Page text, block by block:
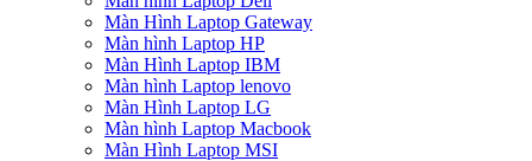
Màn Hình Laptop Gateway
Màn hình Laptop HP
Màn Hình Laptop IBM
Màn hình Laptop lenovo
Màn Hình Laptop LG
Màn hình Laptop Macbook
Màn Hình Laptop MSI